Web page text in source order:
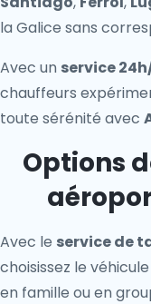
la Galice sans
Avec un service
chauffeurs
toute sérénité avec
Options
Avec le service de
choisissez le
en famille ou en